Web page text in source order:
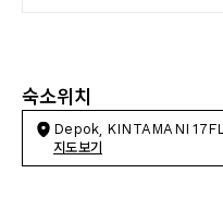
숙소위치
Depok, KINTAMANI
지도보기